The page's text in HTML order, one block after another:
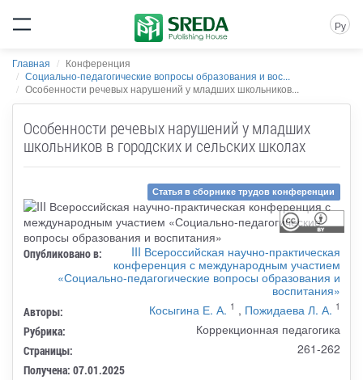
Ру
Главная
Конференция
Социально-педагогические вопросы образования и вос...
Особенности речевых нарушений у младших школьников...
Особенности речевых нарушений у младших
школьников в городских и сельских школах
Статья в сборнике трудов конференции
Опубликовано в:
III Всероссийская научно-практическая
конференция с международным участием
«Социально-педагогические вопросы образования и
воспитания»
Авторы: Косыгина Е. А. 1 , Пожидаева Л. А. 1
Рубрика: Коррекционная педагогика
Страницы: 261-262
Получена: 07.01.2025